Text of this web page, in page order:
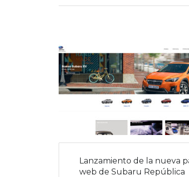
Lanzamiento de la nueva
web de Subaru República